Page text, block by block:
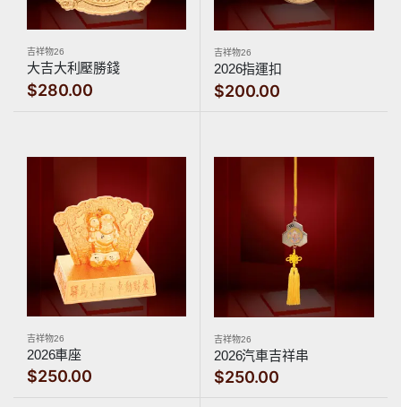
吉祥物26
大吉大利壓勝錢
$280.00
吉祥物26
2026指運扣
$200.00
吉祥物26
2026車座
$250.00
吉祥物26
2026汽車吉祥串
$250.00